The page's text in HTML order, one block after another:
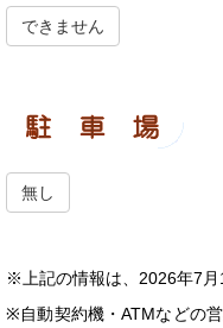
できません
無し
※上記の情報は、2026年7月
※自動契約機・ATMなどの